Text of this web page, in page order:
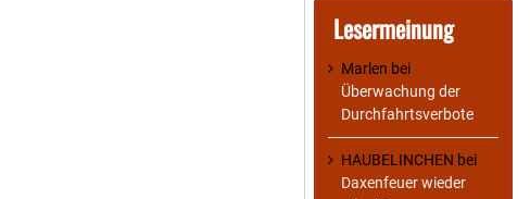
Lesermeinung
Marlen bei
Überwachung der
Durchfahrtsverbote
HAUBELINCHEN bei
Daxenfeuer wieder